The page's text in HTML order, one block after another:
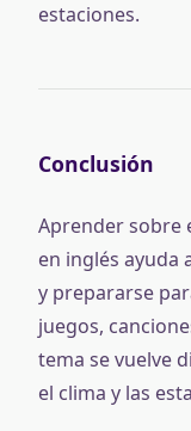
estaciones.
Conclusión
Aprender sobre
en inglés ayuda
y prepararse
juegos,
tema se vuelve
el clima y las